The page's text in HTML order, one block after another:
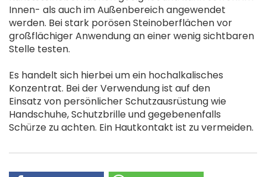
Innen- als auch im Außenbereich angewendet
werden. Bei stark porösen Steinoberflächen vor
großflächiger Anwendung an einer wenig sichtbaren
Stelle testen.
Es handelt sich hierbei um ein hochalkalisches
Konzentrat. Bei der Verwendung ist auf den
Einsatz von persönlicher Schutzausrüstung wie
Handschuhe, Schutzbrille und gegebenenfalls
Schürze zu achten. Ein Hautkontakt ist zu vermeiden.